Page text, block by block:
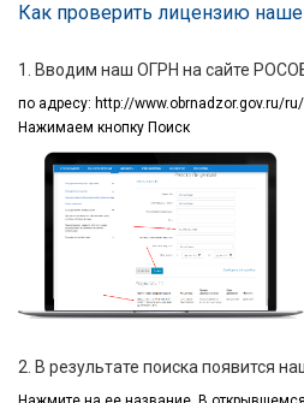
Как проверить лицензию
1. Вводим наш ОГРН на сайте
по адресу: http://www.obrnadzor.gov.ru/
Нажимаем кнопку Поиск
2. В результате поиска появится